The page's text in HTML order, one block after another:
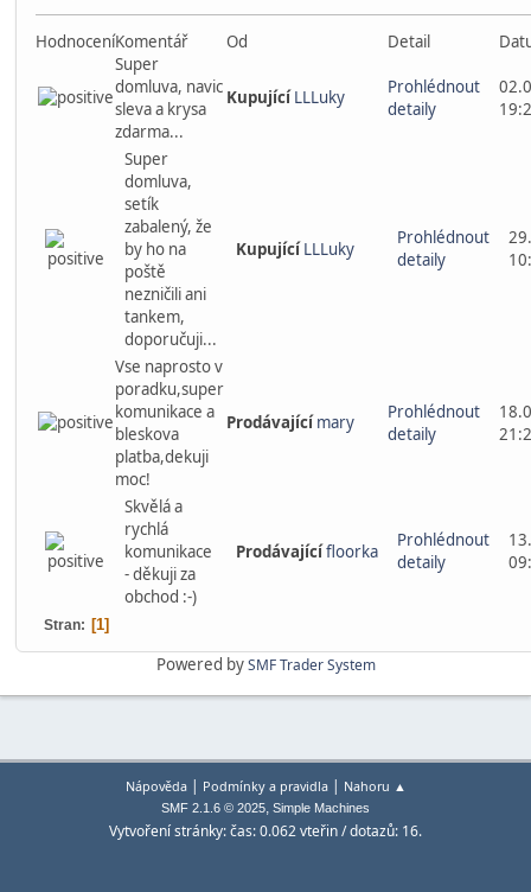
HodnoceníKomentář Od Detail
Super
domluva, navic
sleva a krysa
zdarma...
Kupující LLLuky
Prohlédnout
detaily
Super
domluva,
setík
zabalený, že
by ho na
poště
nezničili ani
tankem,
doporučuji...
Kupující LLLuky
Prohlédnout
detaily
Vse naprosto v
poradku,super
komunikace a
bleskova
platba,dekuji
moc!
Prodávající mary
Prohlédnout
detaily
Skvělá a
rychlá
komunikace
- děkuji za
obchod :-)
Prodávajícífloorka
Prohlédnout
detaily
Stran 1
Powered bySMF Trader System
Nápověda| Podmínky a pravidla| Nahoru ▲
SMF 2.1.6 © 2025, Simple Machines
Vytvoření stránky: čas: 0.062 vteřin / dotazů: 16.